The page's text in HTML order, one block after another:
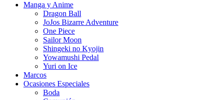
Manga y Anime
Dragon Ball
JoJos Bizarre Adventure
One Piece
Sailor Moon
Shingeki no Kyojin
Yowamushi Pedal
Yuri on Ice
Marcos
Ocasiones Especiales
Boda